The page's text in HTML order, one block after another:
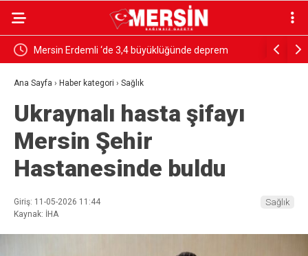
Mersin Erdemli ‘de 3,4 büyüklüğünde deprem Pasajda
Ana Sayfa › Haber kategori › Sağlık
Ukraynalı hasta şifayı
Mersin Şehir
Hastanesinde buldu
Giriş: 11-05-2026 11:44
Kaynak: İHA
Sağlık